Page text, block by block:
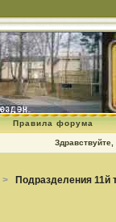
Правила форума
Здравствуйте,
> Подразделения 11й